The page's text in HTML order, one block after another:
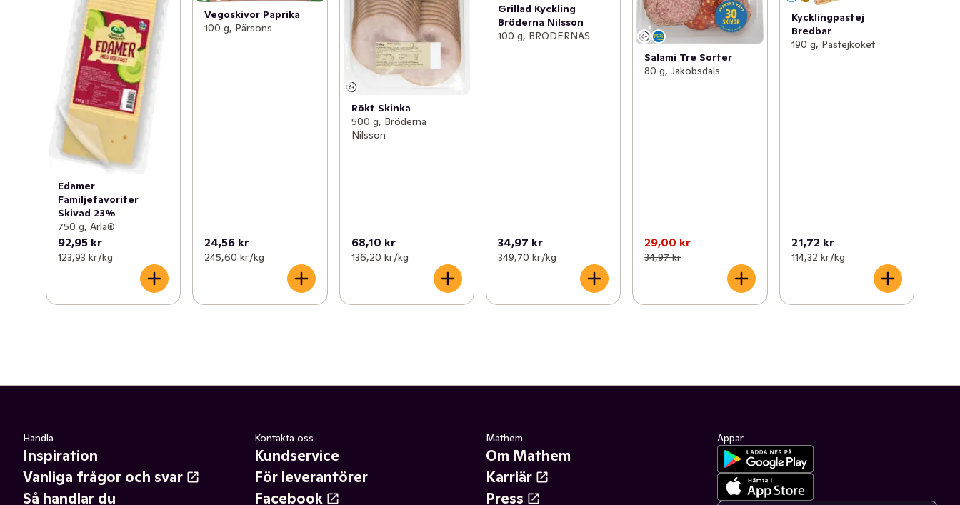
Edamer
Familjefavoriter
Skivad 23%
750 g, Arla®
92,95 kr
123,93 kr /kg
Vegoskivor Paprika
100 g, Pärsons
24,56 kr
245,60 kr /kg
Rökt Skinka
500 g, Bröderna
Nilsson
68,10 kr
136,20 kr /kg
Grillad Kyckling
Bröderna Nilsson
100 g, BRÖDERNAS
34,97 kr
349,70 kr /kg
Salami Tre Sorter
80 g, Jakobsdals
29,00 kr
34,97 kr
Kycklingpastej
Bredbar
190 g, Pastejköket
21,72 kr
114,32 kr /kg
Handla
Inspiration
Vanliga frågor och svar
Så handlar du
Kontakta oss
Kundservice
För leverantörer
Facebook
Mathem
Om Mathem
Karriär
Press
Appar